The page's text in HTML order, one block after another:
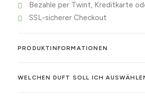
Bezahle per Twint, Kreditkarte
SSL-sicherer Checkout
PRODUKTINFORMATIONEN
WELCHEN DUFT SOLL ICH